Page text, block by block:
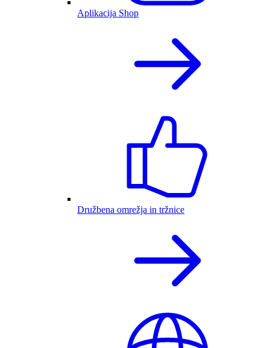
Aplikacija Shop
Družbena omrežja in tržnice